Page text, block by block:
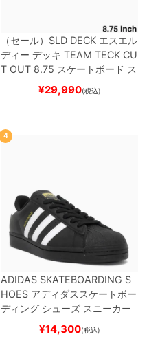
（セール） SLD DECK エスエル
ディー デッキ TEAM TECK CU
T OUT 8.75 スケートボード ス
¥29,990(税込)
4
ADIDAS SKATEBOARDING S
HOES アディダススケートボー
ディング シューズ スニーカー
スーパースター SUPERSTAR A
BLACK/WHITE/WHITE
¥14,300(税込)